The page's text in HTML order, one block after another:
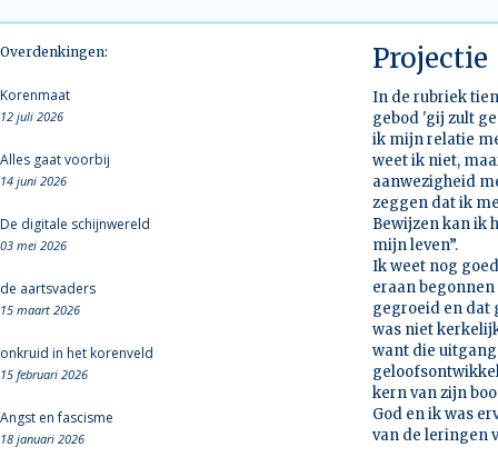
Overdenkingen:
Korenmaat
12 juli 2026
Alles gaat voorbij
14 juni 2026
De digitale schijnwereld
03 mei 2026
de aartsvaders
15 maart 2026
onkruid in het korenveld
15 februari 2026
Angst en fascisme
18 januari 2026
Projectie
In de rubriek
gebod 'gij zult
ik mijn relatie
weet ik niet,
aanwezigheid
zeggen dat ik
Bewijzen kan ik
mijn leven”.
Ik weet nog
eraan
gegroeid en dat
was niet
want die
kern van zijn
God en ik was
van de leringen